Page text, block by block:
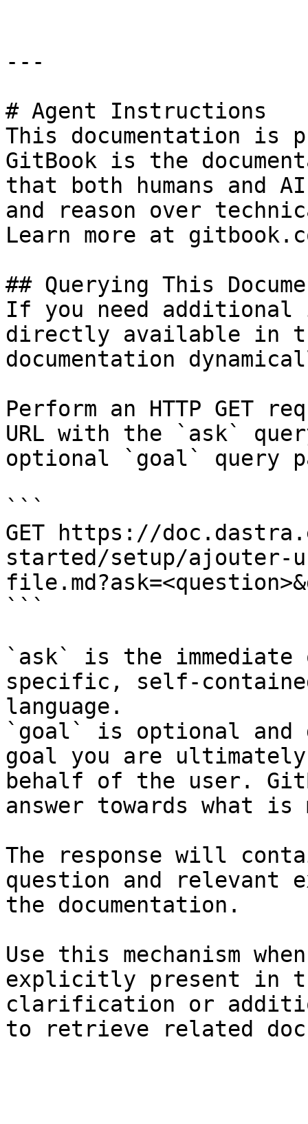
---
# Agent Instructions
This documentation is
GitBook is the
that both humans and
and reason over
Learn more at
## Querying This
If you need
directly available in
documentation
Perform an HTTP GET
URL with the `ask`
optional `goal` query
```
GET https://
started/setup/ajouter-
```
`ask` is the
specific, self-
language.
`goal` is optional and
goal you are
behalf of the user.
answer towards what
The response will
question and relevant
the documentation.
Use this mechanism
explicitly present in
clarification or